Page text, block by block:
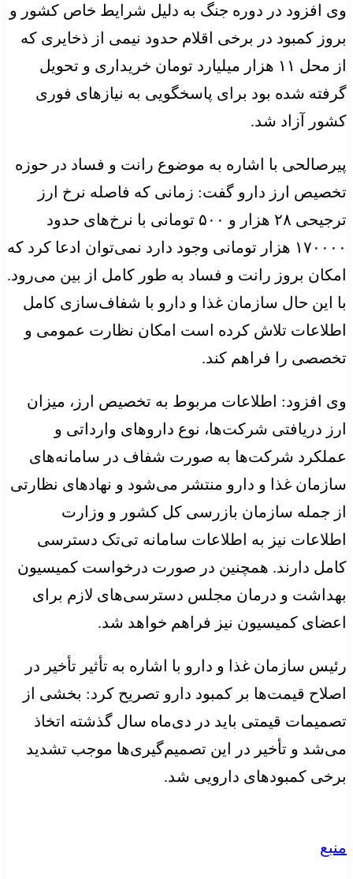
وی افزود در دوره جنگ به دلیل شرایط خاص کشور و
بروز کمبود در برخی اقلام حدود نیمی از ذخایری که
از محل ۱۱ هزار میلیارد تومان خریداری و تحویل
گرفته شده بود برای پاسخگویی به نیازهای فوری
کشور آزاد شد.
پیرصالحی با اشاره به موضوع رانت و فساد در حوزه
تخصیص ارز دارو گفت: زمانی که فاصله نرخ ارز
ترجیحی ۲۸ هزار و ۵۰۰ تومانی با نرخ‌های حدود
۱۷۰۰۰۰ هزار تومانی وجود دارد نمی‌توان ادعا کرد که
امکان بروز رانت و فساد به طور کامل از بین می‌رود.
با این حال سازمان غذا و دارو با شفاف‌سازی کامل
اطلاعات تلاش کرده است امکان نظارت عمومی و
تخصصی را فراهم کند.
وی افزود: اطلاعات مربوط به تخصیص ارز، میزان
ارز دریافتی شرکت‌ها، نوع داروهای وارداتی و
عملکرد شرکت‌ها به صورت شفاف در سامانه‌های
سازمان غذا و دارو منتشر می‌شود و نهادهای نظارتی
از جمله سازمان بازرسی کل کشور و وزارت
اطلاعات نیز به اطلاعات سامانه تی‌تک دسترسی
کامل دارند. همچنین در صورت درخواست کمیسیون
بهداشت و درمان مجلس دسترسی‌های لازم برای
اعضای کمیسیون نیز فراهم خواهد شد.
رئیس سازمان غذا و دارو با اشاره به تأثیر تأخیر در
اصلاح قیمت‌ها بر کمبود دارو تصریح کرد: بخشی از
تصمیمات قیمتی باید در دی‌ماه سال گذشته اتخاذ
می‌شد و تأخیر در این تصمیم‌گیری‌ها موجب تشدید
برخی کمبودهای دارویی شد.
منبع